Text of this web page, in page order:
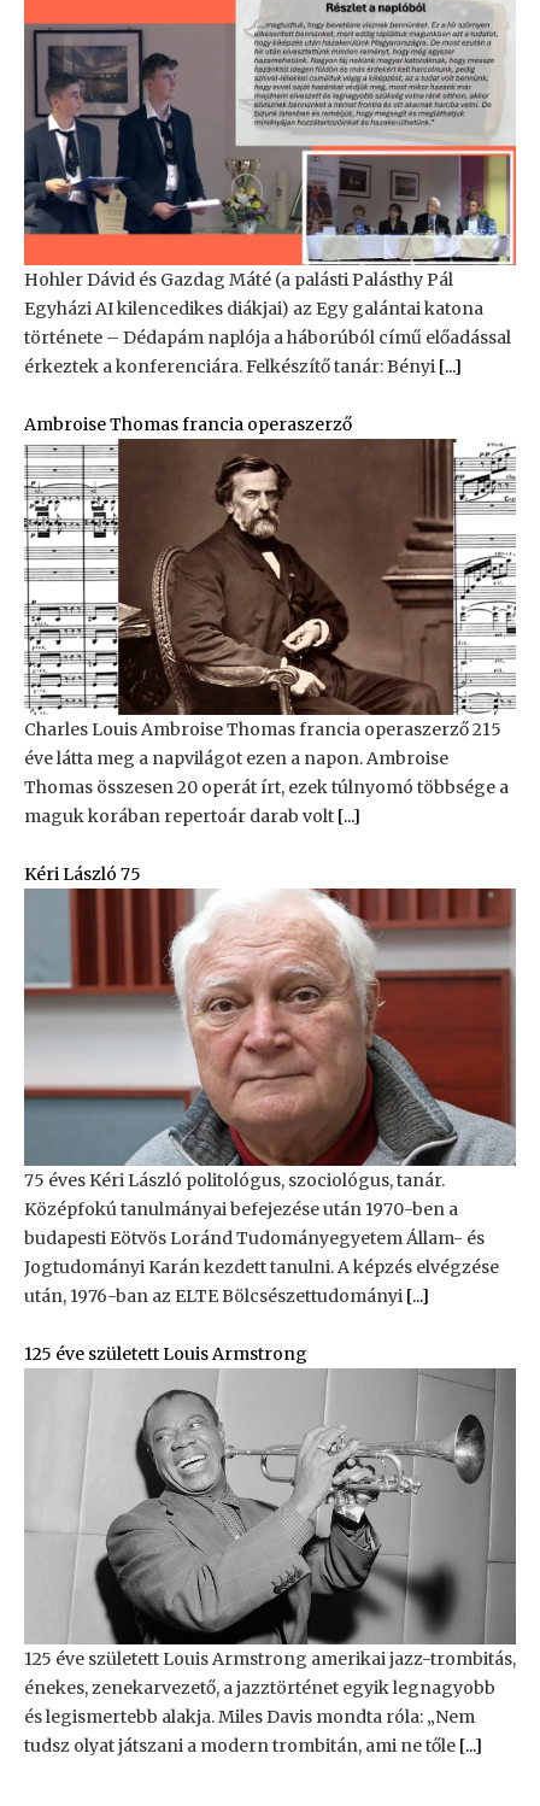
Hohler Dávid és Gazdag Máté (a palásti Palásthy Pál
Egyházi AI kilencedikes diákjai) az Egy galántai katona
története – Dédapám naplója a háborúból című előadással
érkeztek a konferenciára. Felkészítő tanár: Bényi [...]
Ambroise Thomas francia operaszerző
Charles Louis Ambroise Thomas francia operaszerző 215
éve látta meg a napvilágot ezen a napon. Ambroise
Thomas összesen 20 operát írt, ezek túlnyomó többsége a
maguk korában repertoár darab volt [...]
Kéri László 75
75 éves Kéri László politológus, szociológus, tanár.
Középfokú tanulmányai befejezése után 1970-ben a
budapesti Eötvös Loránd Tudományegyetem Állam- és
Jogtudományi Karán kezdett tanulni. A képzés elvégzése
után, 1976-ban az ELTE Bölcsészettudományi [...]
125 éve született Louis Armstrong
125 éve született Louis Armstrong amerikai jazz-trombitás,
énekes, zenekarvezető, a jazztörténet egyik legnagyobb
és legismertebb alakja. Miles Davis mondta róla: „Nem
tudsz olyat játszani a modern trombitán, ami ne tőle [...]